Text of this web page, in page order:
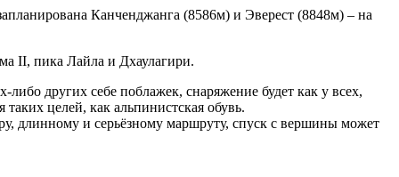
Канченджанга (8586м) и Эверест (8848м) – на
II, пика Лайла и Дхаулагири.
других себе поблажек, снаряжение будет как у всех,
целей, как альпинистская обувь.
длинному и серьёзному маршруту, спуск с вершины может